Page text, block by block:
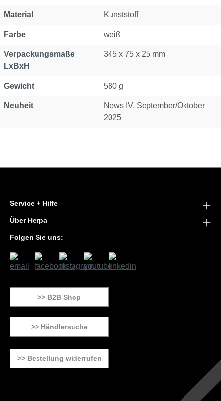
Material Kunststoff
Farbe weiß
Verpackungsmaße
LxBxH
345 x 75 x 25 mm
Gewicht 580 g
Neuheit
News IV, September/Oktober
2025
Service + Hilfe
Über Herpa
Folgen Sie uns:
>> B2B Shop
>> Händlersuche
>> Bestellung widerrufen